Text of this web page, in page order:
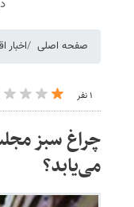
صفحه اصلی اخبار
۱ نفر
چراغ سبز
می‌یابد؟